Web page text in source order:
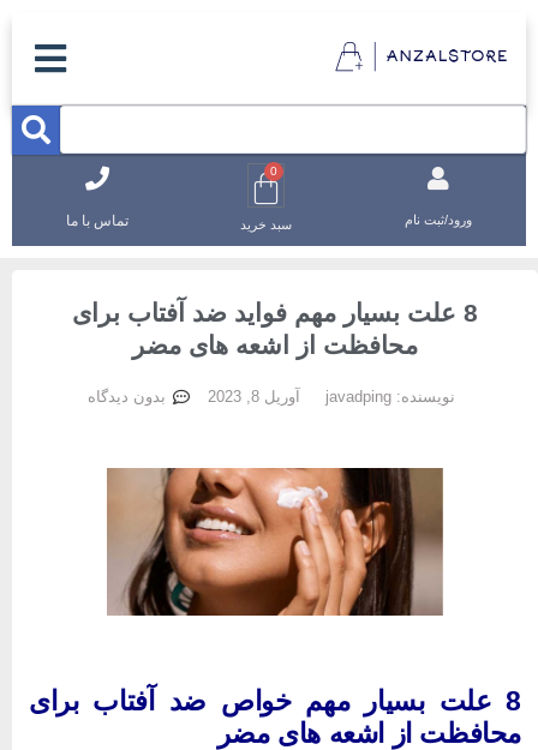
ورود/ثبت نام سبد خرید تماس با ما
8 علت بسیار مهم فواید ضد آفتاب برای
محافظت از اشعه های مضر
نویسنده:javadping آوریل 8, 2023 بدون دیدگاه
8 علت بسیار مهم خواص ضد آفتاب برای
از اشعه های مضر